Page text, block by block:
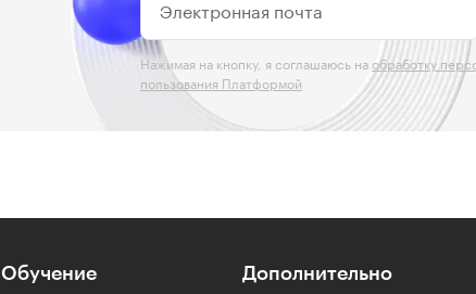
Электронная почта
Нажимая на кнопку, я соглашаюсь на обработку
пользования Платформой
Обучение Дополнительно